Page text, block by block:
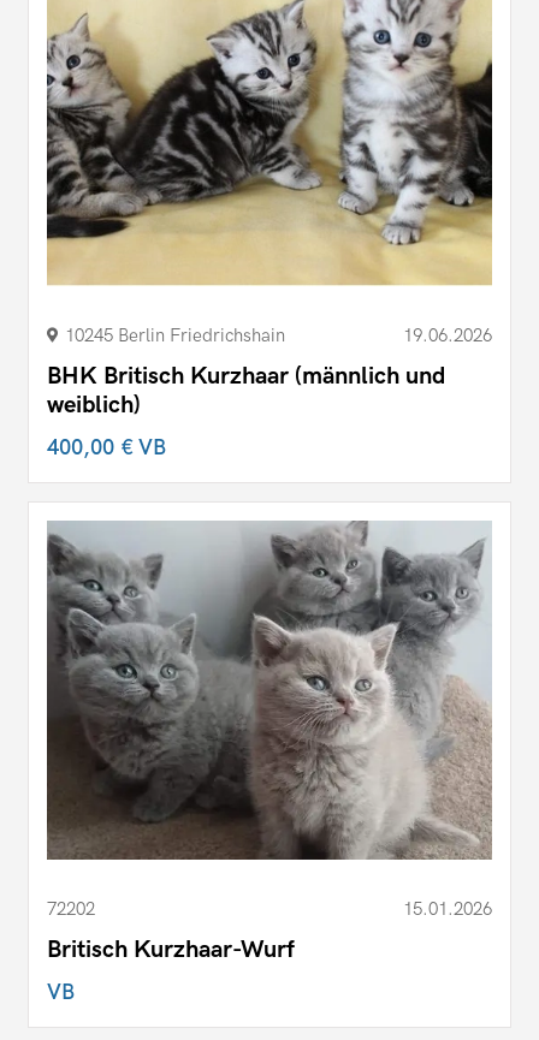
10245 Berlin Friedrichshain 19.06.2026
BHK Britisch Kurzhaar (männlich und
weiblich)
400,00 €VB
72202 15.01.2026
Britisch Kurzhaar-Wurf
VB